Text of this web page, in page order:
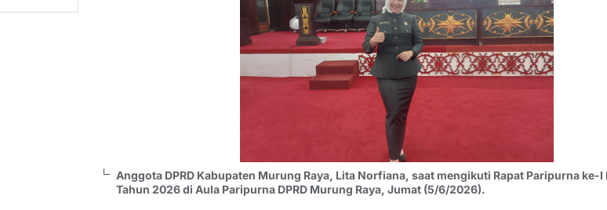
Anggota DPRD Kabupaten Murung Raya, Lita Norfiana, saat mengikuti Rapat Paripurna ke-I
Tahun 2026 di Aula Paripurna DPRD Murung Raya, Jumat (5/6/2026).